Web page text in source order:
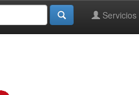
Servicios